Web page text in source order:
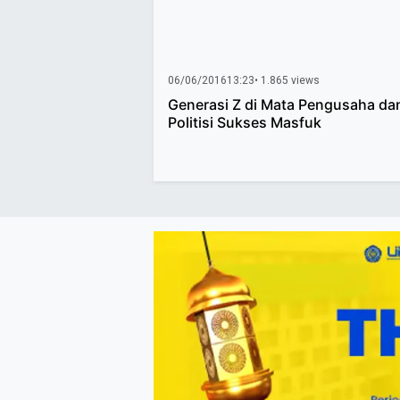
06/06/201613:23• 1.865 views
Generasi Z di Mata Pengusaha
Politisi Sukses Masfuk